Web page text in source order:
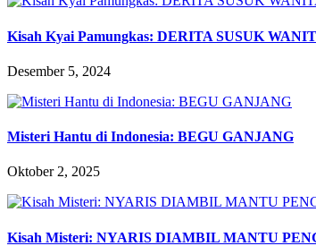
Kisah Kyai Pamungkas: DERITA SUSUK
Desember 5, 2024
Misteri Hantu di Indonesia: BEGU GANJANG
Oktober 2, 2025
Kisah Misteri: NYARIS DIAMBIL MANTU